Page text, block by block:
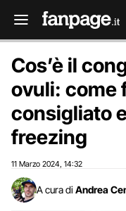
Cos’è il
ovuli: come
consigliato
freezing
11 Marzo 2024 14:32
A cura di Andrea